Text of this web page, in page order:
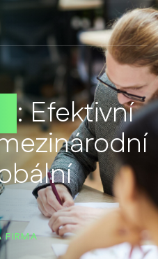
: Efektivní
FIRMA